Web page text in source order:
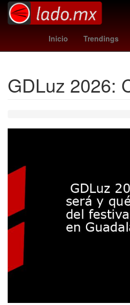
Inicio Trendings
Belinda
GDLuz 2026: